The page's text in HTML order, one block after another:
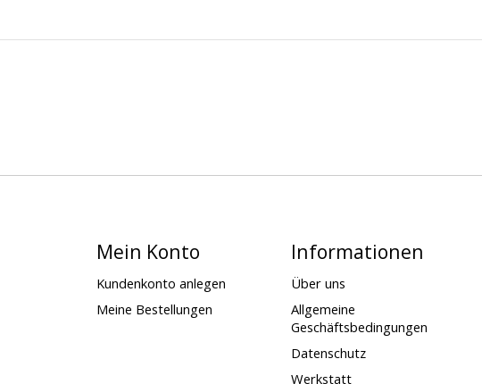
Mein Konto
Kundenkonto anlegen
Meine Bestellungen
Informationen
Über uns
Allgemeine
Geschäftsbedingungen
Datenschutz
Werkstatt